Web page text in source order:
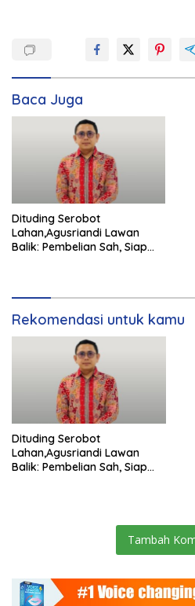
Baca Juga
Dituding Serobot
Lahan,Agusriandi Lawan
Balik: Pembelian Sah, Siap
Rekomendasi untuk kamu
Dituding Serobot
Lahan,Agusriandi Lawan
Balik: Pembelian Sah, Siap
Tambah